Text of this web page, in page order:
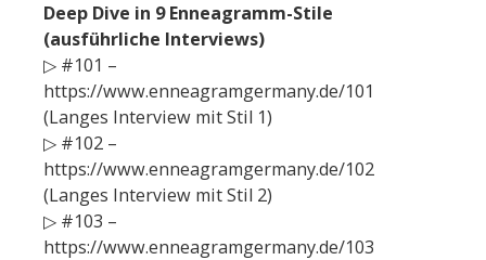
Deep Dive in 9 Enneagramm-Stile
(ausführliche Interviews)
▷ #101 –
https://www.enneagramgermany.de/101
(Langes Interview mit Stil 1)
▷ #102 –
https://www.enneagramgermany.de/102
(Langes Interview mit Stil 2)
▷ #103 –
https://www.enneagramgermany.de/103